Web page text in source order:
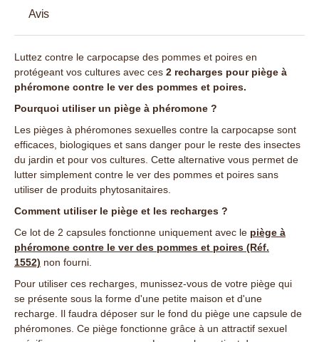
Luttez contre le carpocapse des pommes et poires en
protégeant vos cultures avec ces 2 recharges pour piège à
phéromone contre le ver des pommes et poires.
Pourquoi utiliser un piège à phéromone ?
Les pièges à phéromones sexuelles contre la carpocapse sont
efficaces, biologiques et sans danger pour le reste des insectes
du jardin et pour vos cultures. Cette alternative vous permet de
lutter simplement contre le ver des pommes et poires sans
utiliser de produits phytosanitaires.
Comment utiliser le piège et les recharges ?
Ce lot de 2 capsules fonctionne uniquement avec le piège à
phéromone contre le ver des pommes et poires (Réf.
1552) non fourni.
Pour utiliser ces recharges, munissez-vous de votre piège qui
se présente sous la forme d'une petite maison et d'une
recharge. Il faudra déposer sur le fond du piège une capsule de
phéromones. Ce piège fonctionne grâce à un attractif sexuel
Avis